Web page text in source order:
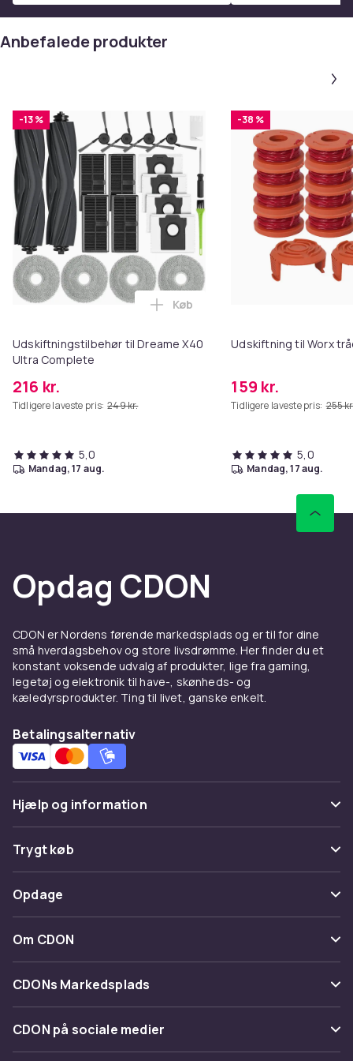
Anbefalede produkter
-13 %
Udskiftningstilbehør til Dreame X40
Ultra Complete
216 kr.
Tidligere laveste pris: 249 kr.
Læg Udskiftningstilbehør til
Køb
5,0
mandag, 17 aug.
-38 %
Udskiftning til Worx
159 kr.
Tidligere laveste pris: 255
5,0
mandag, 17 aug.
Opdag CDON
CDON er Nordens førende markedsplads og er til for dine
små hverdagsbehov og store livsdrømme. Her finder du et
konstant voksende udvalg af produkter, lige fra gaming,
legetøj og elektronik til have-, skønheds- og
kæledyrsprodukter. Ting til livet, ganske enkelt.
Betalingsalternativ
Hjælp og information
Ofte stillede spørgsmål
Spor pakke
Fortryd & returner her
Kontakt os
Trygt køb
Betaling
Levering
Tilbagekaldelser
Opdage
Kategorier
Maerke
Om CDON
Om os
Kundeanmeldelser
Arbejd på CDON
CDONs Markedsplads
Merchant Help Center
CDON på sociale medier